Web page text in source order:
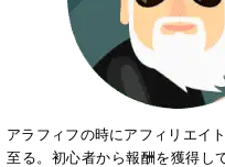
アラフィフの時にアフィリエイ
至る。初心者から報酬を獲得し